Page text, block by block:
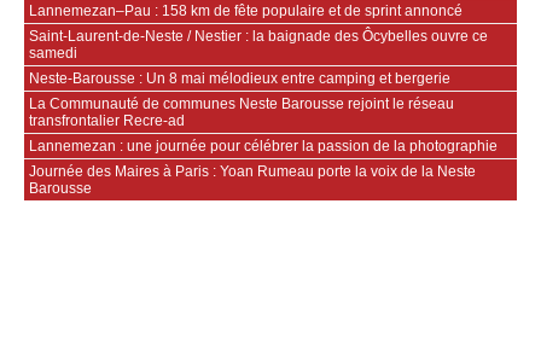
Lannemezan–Pau : 158 km de fête populaire et de sprint annoncé
Saint-Laurent-de-Neste / Nestier : la baignade des Ôcybelles ouvre ce
samedi
Neste-Barousse : Un 8 mai mélodieux entre camping et bergerie
La Communauté de communes Neste Barousse rejoint le réseau
transfrontalier Recre-ad
Lannemezan : une journée pour célébrer la passion de la photographie
Journée des Maires à Paris : Yoan Rumeau porte la voix de la Neste
Barousse